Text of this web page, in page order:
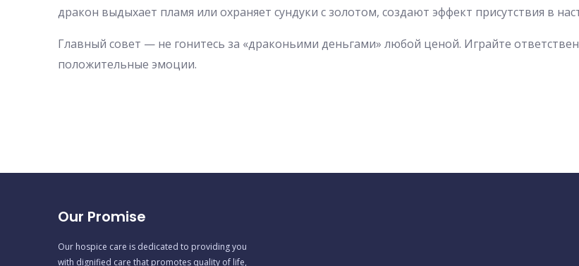
дракон выдыхает пламя или охраняет сундуки с золотом, создают эффект присутствия в
Главный совет — не гонитесь за «драконьими деньгами» любой ценой. Играйте
положительные эмоции.
Our Promise
Our hospice care is dedicated to providing you
with dignified care that promotes quality of life,